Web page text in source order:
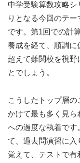
中学受験算数攻略シ
りとなる今回のテー
です。第1回での計
養成を経て、順調に
超えて難関校を視野
とでしょう。
こうしたトップ層
かけて最も多く見ら
への過度な執着で
て、過去問演習に
覚えて、テストで有